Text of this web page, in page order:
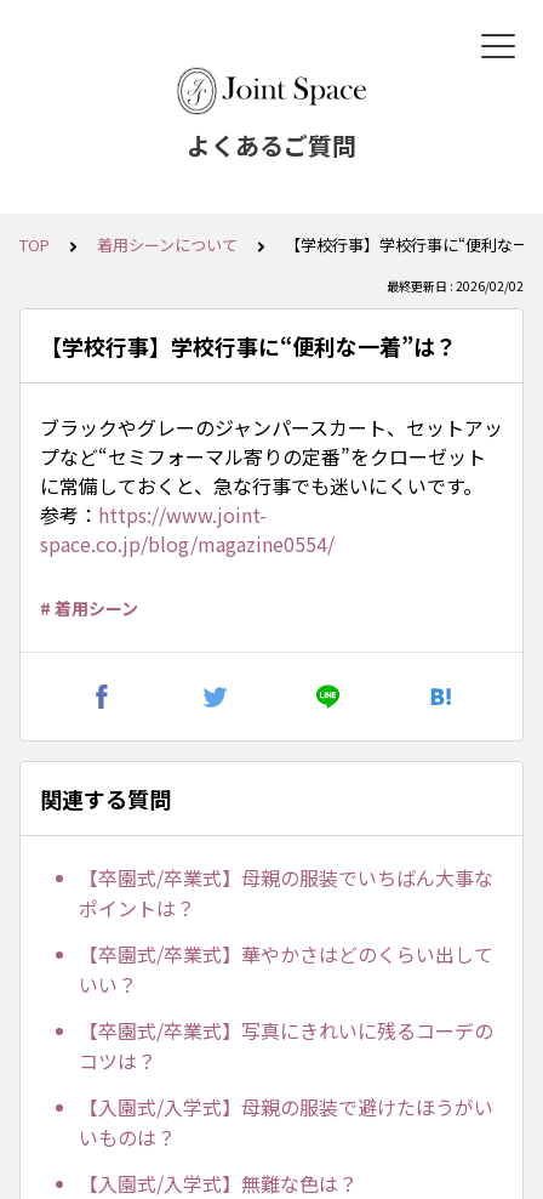
よくあるご質問
TOP 着用シーンについて 【学校行事】学校行事に“便利な一
最終更新日 : 2026/02/02
【学校行事】学校行事に“便利な一着”は？
ブラックやグレーのジャンパースカート、セットアッ
プなど“セミフォーマル寄りの定番”をクローゼット
に常備しておくと、急な行事でも迷いにくいです。
参考： https://www.joint-
space.co.jp/blog/magazine0554/
# 着用シーン
関連する質問
【卒園式/卒業式】母親の服装でいちばん大事な
ポイントは？
【卒園式/卒業式】華やかさはどのくらい出して
いい？
【卒園式/卒業式】写真にきれいに残るコーデの
コツは？
【入園式/入学式】母親の服装で避けたほうがい
いものは？
【入園式/入学式】無難な色は？